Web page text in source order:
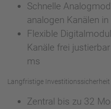
Schnelle
analogen Kanälen
Flexible
Kanäle frei
ms
Langfristige Investitionssicherheit
Zentral bis zu 32